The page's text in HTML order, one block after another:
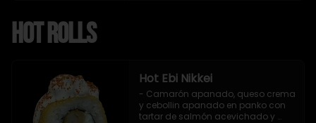
Hot Rolls
Hot Ebi Nikkei
- Camarón apanado, queso crema
y cebollin apanado en panko con
tartar de salmón acevichado y